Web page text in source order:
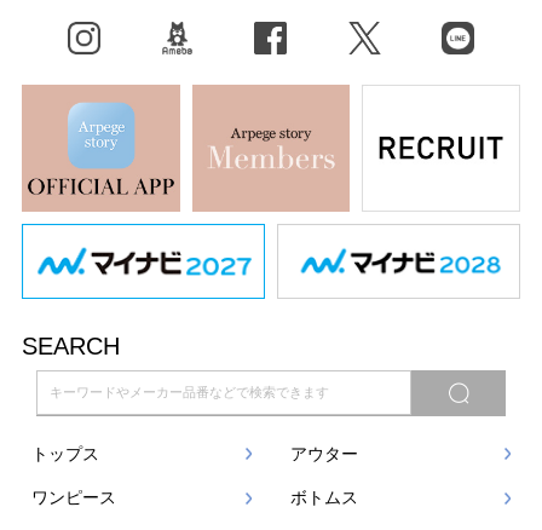
X（旧Twitter） LINE
SEARCH
トップス アウター
ワンピース ボトムス